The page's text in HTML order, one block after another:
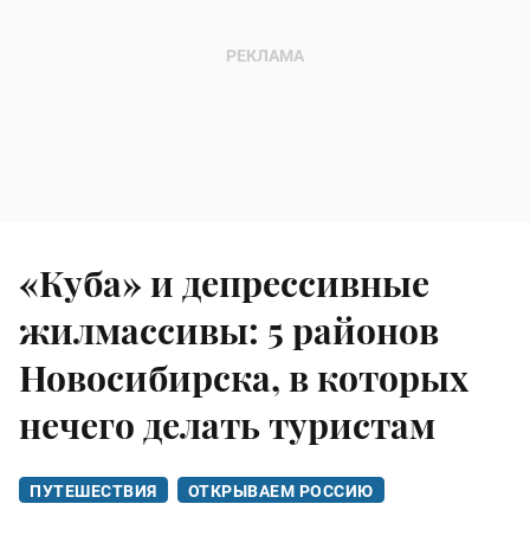
«Куба» и депрессивные
жилмассивы: 5 районов
Новосибирска, в которых
нечего делать туристам
ПУТЕШЕСТВИЯ ОТКРЫВАЕМ РОССИЮ